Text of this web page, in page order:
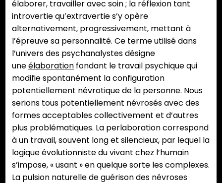
élaborer, travailler avec soin ; la réflexion tant
introvertie qu’extravertie s’y opère
alternativement, progressivement, mettant à
l’épreuve sa personnalité. Ce terme utilisé dans
l’univers des psychanalystes désigne
uneélaboration fondant le travail psychique qui
modifie spontanément la configuration
potentiellement névrotique de la personne. Nous
serions tous potentiellement névrosés avec des
formes acceptables collectivement et d’autres
plus problématiques. La perlaboration correspond
à un travail, souvent long et silencieux, par lequel la
logique évolutionniste du vivant chez l’humain
s’impose, « usant » en quelque sorte les complexes.
La pulsion naturelle de guérison des névroses